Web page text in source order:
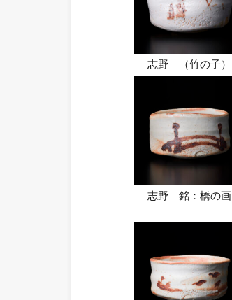
志野 （竹の子）
志野 銘：橋の画